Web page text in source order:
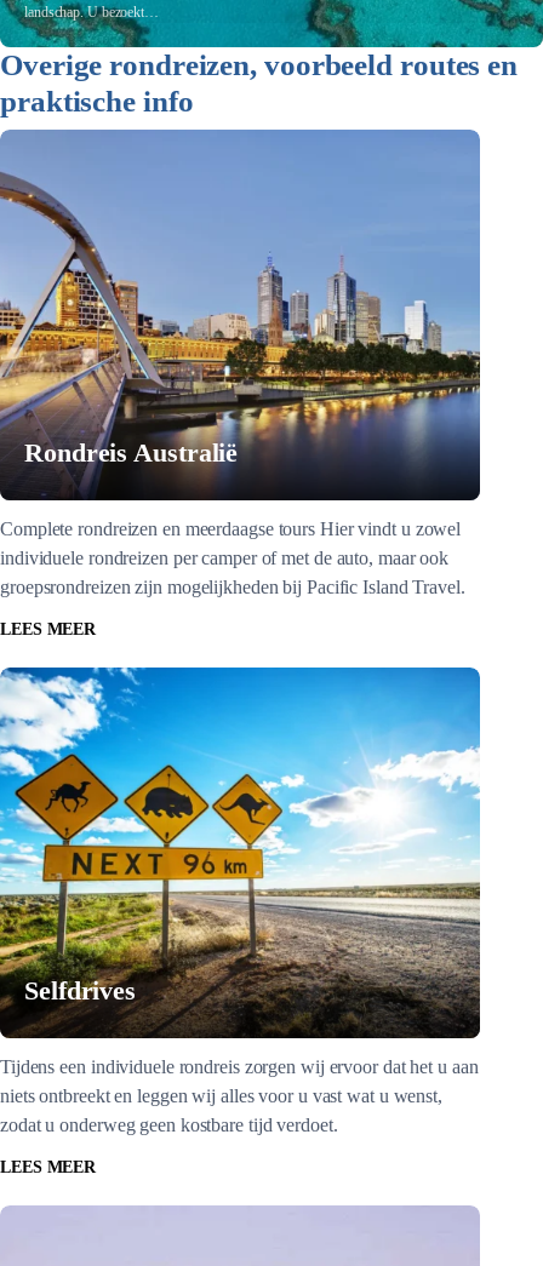
landschap. U bezoekt…
Overige rondreizen, voorbeeld routes en
praktische info
Rondreis Australië
Complete rondreizen en meerdaagse tours Hier vindt u zowel
individuele rondreizen per camper of met de auto, maar ook
groepsrondreizen zijn mogelijkheden bij Pacific Island Travel.
LEES MEER
Selfdrives
Tijdens een individuele rondreis zorgen wij ervoor dat het u aan
niets ontbreekt en leggen wij alles voor u vast wat u wenst,
zodat u onderweg geen kostbare tijd verdoet.
LEES MEER